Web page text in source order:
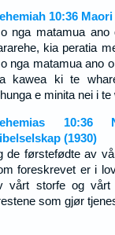
10:36 Maori
nga matamua
kia peratia
nga matamua ano
kawea ki te
e minita nei i
10:36
(1930)
de førstefødte av
foreskrevet er i
vårt storfe og
som gjør